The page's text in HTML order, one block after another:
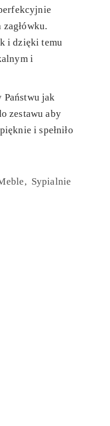
i dzięki temu
i
Państwu jak
zestawu aby
i spełniło
Sypialnie